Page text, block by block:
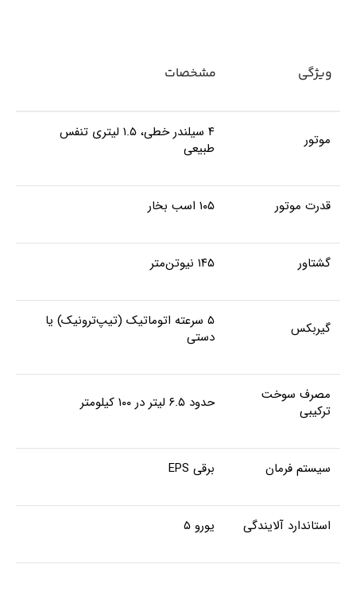
ویژگی مشخصات
موتور
۴ سیلندر خطی، ۱.۵ لیتری تنفس
طبیعی
قدرت موتور ۱۰۵ اسب بخار
گشتاور ۱۴۵ نیوتن‌متر
گیربکس
۵ سرعته اتوماتیک (تیپ‌ترونیک) یا
دستی
مصرف سوخت
ترکیبی
حدود ۶.۵ لیتر در ۱۰۰ کیلومتر
سیستم فرمان برقی EPS
استاندارد آلایندگی یورو ۵